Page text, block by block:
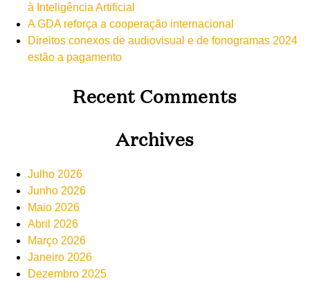
à Inteligência Artificial
A GDA reforça a cooperação internacional
Direitos conexos de audiovisual e de fonogramas 2024
estão a pagamento
Recent Comments
Archives
Julho 2026
Junho 2026
Maio 2026
Abril 2026
Março 2026
Janeiro 2026
Dezembro 2025